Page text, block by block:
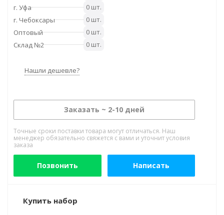
г. Уфа
0 шт.
г. Чебоксары
0 шт.
Оптовый
0 шт.
Склад №2
0 шт.
Нашли дешевле?
Заказать ~ 2-10 дней
Точные сроки поставки товара могут отличаться. Наш
менеджер обязательно свяжется с вами и уточнит условия
заказа
Позвонить Написать
Купить набор